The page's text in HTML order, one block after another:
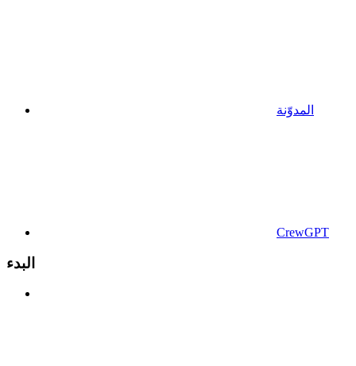
المدوّنة
CrewGPT
البدء